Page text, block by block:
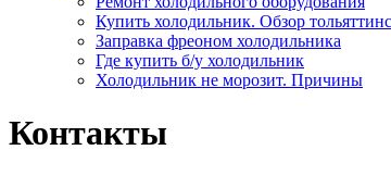
Купить холодильник. Обзор
Заправка фреоном холодильника
Где купить б/у холодильник
Холодильник не морозит. Причины
Контакты